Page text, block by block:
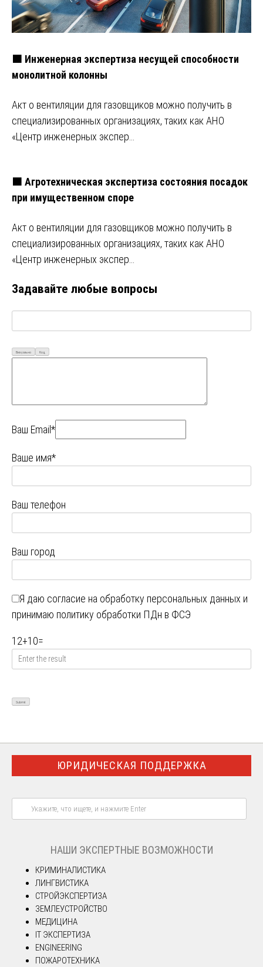
🟧 Инженерная экспертиза несущей способности
монолитной колонны
Акт о вентиляции для газовщиков можно получить в
специализированных организациях, таких как АНО
«Центр инженерных экспер…
🟧 Агротехническая экспертиза состояния посадок
при имущественном споре
Акт о вентиляции для газовщиков можно получить в
специализированных организациях, таких как АНО
«Центр инженерных экспер…
Задавайте любые вопросы
Визуально Код
Ваш Email*
Ваше имя*
Ваш телефон
Ваш город
Я даю согласие на обработку персональных данных и
принимаю политику обработки ПДн в ФСЭ
12+10=
ЮРИДИЧЕСКАЯ ПОДДЕРЖКА
НАШИ ЭКСПЕРТНЫЕ ВОЗМОЖНОСТИ
КРИМИНАЛИСТИКА
ЛИНГВИСТИКА
СТРОЙЭКСПЕРТИЗА
ЗЕМЛЕУСТРОЙСТВО
МЕДИЦИНА
IT ЭКСПЕРТИЗА
ENGINEERING
ПОЖАРОТЕХНИКА